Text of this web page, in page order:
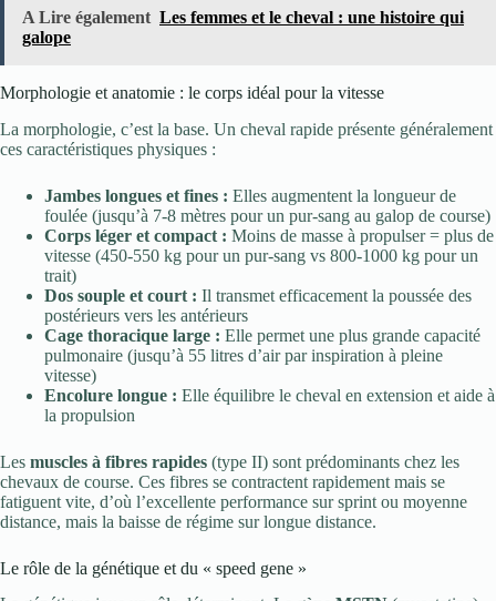
A Lire également Les femmes et le cheval : une histoire qui
galope
Morphologie et anatomie : le corps idéal pour la vitesse
La morphologie, c’est la base. Un cheval rapide présente généralement
ces caractéristiques physiques :
Jambes longues et fines : Elles augmentent la longueur de
foulée (jusqu’à 7-8 mètres pour un pur-sang au galop de course)
Corps léger et compact : Moins de masse à propulser = plus de
vitesse (450-550 kg pour un pur-sang vs 800-1000 kg pour un
trait)
Dos souple et court : Il transmet efficacement la poussée des
postérieurs vers les antérieurs
Cage thoracique large : Elle permet une plus grande capacité
pulmonaire (jusqu’à 55 litres d’air par inspiration à pleine
vitesse)
Encolure longue : Elle équilibre le cheval en extension et aide à
la propulsion
Les muscles à fibres rapides (type II) sont prédominants chez les
chevaux de course. Ces fibres se contractent rapidement mais se
fatiguent vite, d’où l’excellente performance sur sprint ou moyenne
distance, mais la baisse de régime sur longue distance.
Le rôle de la génétique et du « speed gene »